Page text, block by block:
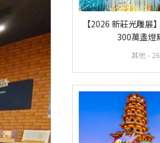
【2026 新莊光雕展
300萬盞燈
其他 -